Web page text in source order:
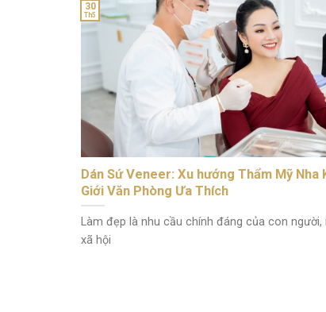
Dán Sứ Veneer: Xu hướng Thẩm Mỹ Nha
Giới Văn Phòng Ưa Thích
Làm đẹp là nhu cầu chính đáng của con
xã hội
30
Th5